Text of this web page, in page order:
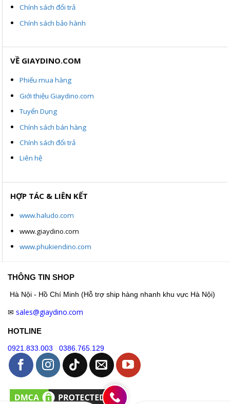
Chính sách đổi trả
Chính sách bảo hành
VỀ GIAYDINO.COM
Phiếu mua hàng
Giới thiệu Giaydino.com
Tuyển Dụng
Chính sách bán hàng
Chính sách đổi trả
Liên hệ
HỢP TÁC & LIÊN KẾT
www.haludo.com
www.giaydino.com
www.phukiendino.com
THÔNG TIN SHOP
Hà Nội - Hồ Chí Minh (Hỗ trợ ship hàng nhanh khu vực Hà Nội)
✉ sales@giaydino.com
HOTLINE
0921.833.003 0386.765.129